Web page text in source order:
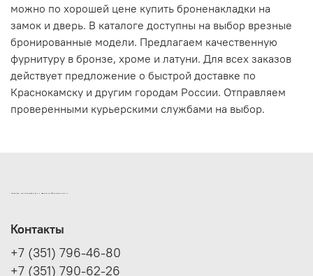
можно по хорошей цене купить броненакладки на
замок и дверь. В каталоге доступны на выбор врезные
бронированные модели. Предлагаем качественную
фурнитуру в бронзе, хроме и латуни. Для всех заказов
действует предложение о быстрой доставке по
Краснокамску и другим городам России. Отправляем
проверенными курьерскими службами на выбор.
ИНТЕРНЕТ-МАГАЗИН ДВЕРНОЙ И МЕБЕЛЬНОЙ ФУРНИТУРЫ САМ
Контакты
+7 (351) 796-46-80
+7 (351) 790-62-26